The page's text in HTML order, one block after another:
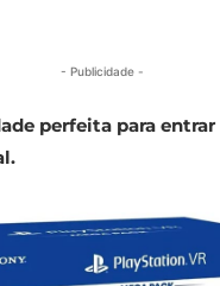
- Publicidade -
perfeita para